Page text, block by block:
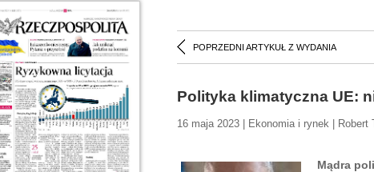
POPRZEDNI ARTYKUŁ Z WYDANIA
Polityka klimatyczna UE:
16 maja 2023 | Ekonomia i rynek | Robert
Mądra